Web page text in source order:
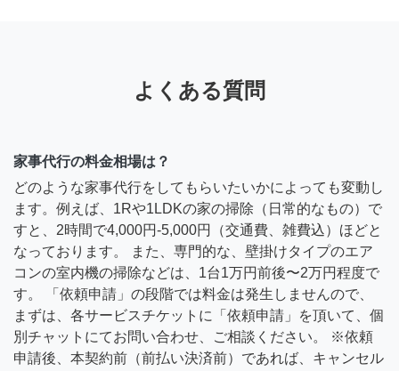
よくある質問
家事代行の料金相場は？
どのような家事代行をしてもらいたいかによっても変動し
ます。例えば、1Rや1LDKの家の掃除（日常的なもの）で
すと、2時間で4,000円-5,000円（交通費、雑費込）ほどと
なっております。 また、専門的な、壁掛けタイプのエア
コンの室内機の掃除などは、1台1万円前後〜2万円程度で
す。 「依頼申請」の段階では料金は発生しませんので、
まずは、各サービスチケットに「依頼申請」を頂いて、個
別チャットにてお問い合わせ、ご相談ください。 ※依頼
申請後、本契約前（前払い決済前）であれば、キャンセル